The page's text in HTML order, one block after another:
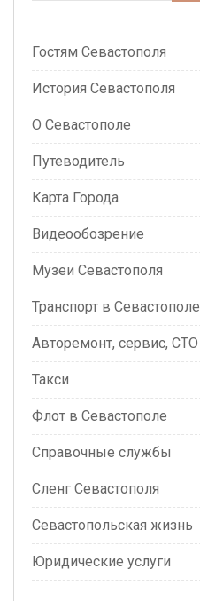
Гостям Севастополя
История Севастополя
О Севастополе
Путеводитель
Карта Города
Видеообозрение
Музеи Севастополя
Транспорт в Севастополе
Авторемонт, сервис, СТО
Такси
Флот в Севастополе
Справочные службы
Сленг Севастополя
Севастопольская жизнь
Юридические услуги